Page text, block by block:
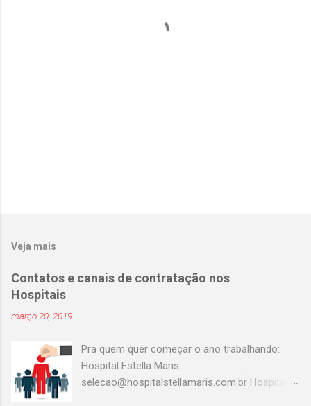
Veja mais
Contatos e canais de contratação nos
Hospitais
março 20, 2019
Pra quem quer começar o ano trabalhando:
Hospital Estella Maris
selecao@hospitalstellamaris.com.br Hospital